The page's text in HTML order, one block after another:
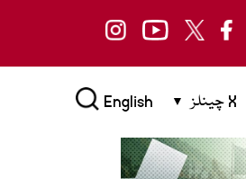
X چینلز English